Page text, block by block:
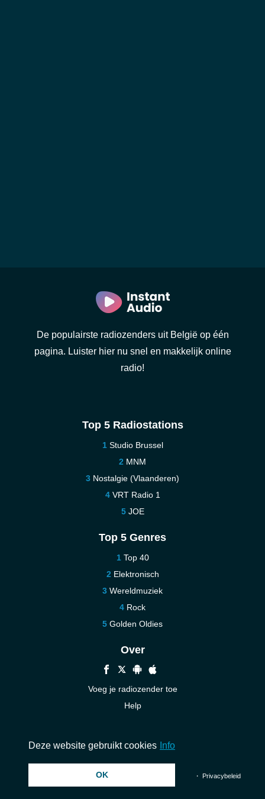
De populairste radiozenders uit België op één
pagina. Luister hier nu snel en makkelijk online
radio!
Top 5 Radiostations
Studio Brussel
MNM
Nostalgie (Vlaanderen)
VRT Radio 1
JOE
Top 5 Genres
Top 40
Elektronisch
Wereldmuziek
Rock
Golden Oldies
Over
Voeg je radiozender toe
Help
© 2026 InstantAudio. Alle rechten voorbehouden. ・ ・ Privacybeleid
Deze website gebruikt cookies Info
OK